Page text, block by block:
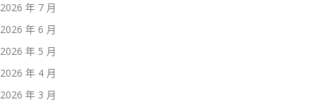
2026 年 7 月
2026 年 6 月
2026 年 5 月
2026 年 4 月
2026 年 3 月